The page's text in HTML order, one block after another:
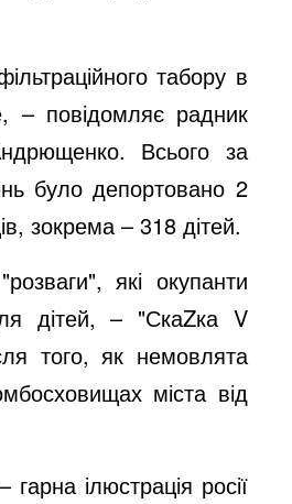
табору в
– повідомляє радник
Всього за
було депортовано 2
зокрема – 318 дітей.
які окупанти
дітей, – "СкаZка V
того, як немовлята
міста від
гарна ілюстрація росії